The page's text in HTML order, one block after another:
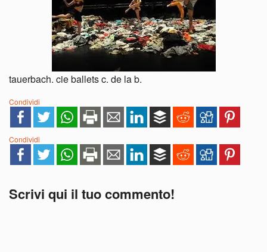
tauerbach. cie ballets c. de la b.
Condividi
Condividi
Scrivi qui il tuo commento!